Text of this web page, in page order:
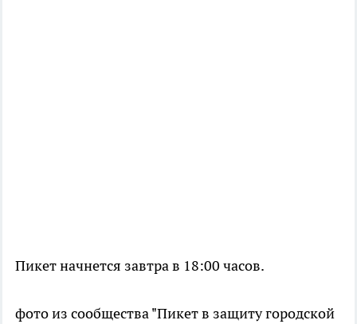
Пикет начнется завтра в 18:00 часов.
фото из сообщества "Пикет в защиту городской